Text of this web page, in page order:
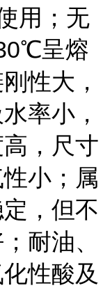
用；无
呈熔
性大，
率小，
，尺寸
小；属
，但不
耐油、
性酸及